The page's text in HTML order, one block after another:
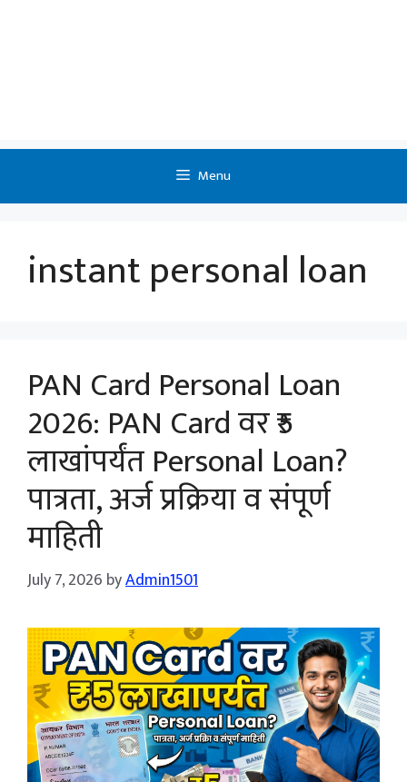
Menu
instant personal loan
PAN Card Personal Loan
2026: PAN Card वर ₹5
लाखांपर्यंत Personal Loan?
पात्रता, अर्ज प्रक्रिया व संपूर्ण
माहिती
July 7, 2026 byAdmin1501